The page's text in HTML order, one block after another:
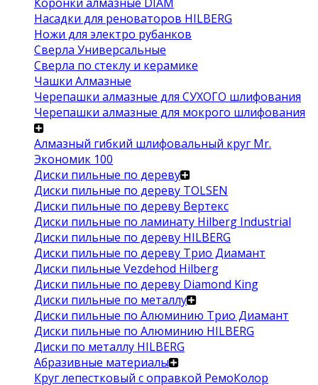
Насадки для реноваторов HILBERG
Ножи для электро рубанков
Сверла Универсальные
Сверла по стеклу и керамике
Чашки Алмазные
Черепашки алмазные для СУХОГО шлифования
Черепашки алмазные для мокрого шлифования
Алмазный гибкий шлифовальный круг Mr.
Экономик 100
Диски пильные по дереву
Диски пильные по дереву TOLSEN
Диски пильные по дереву Вертекс
Диски пильные по ламинату Hilberg Industrial
Диски пильные по дереву HILBERG
Диски пильные по дереву Трио Диамант
Диски пильные Vezdehod Hilberg
Диски пильные по дереву Diamond King
Диски пильные по металлу
Диски пильные по Алюминию Трио Диамант
Диски пильные по Алюминию HILBERG
Диски по металлу HILBERG
Абразивные материалы
Круг лепестковый с оправкой РемоКолор